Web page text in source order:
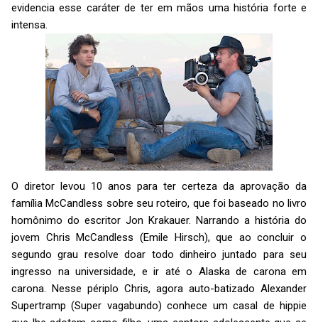
evidencia esse caráter de ter em mãos uma história forte e
intensa.
O diretor levou 10 anos para ter certeza da aprovação da
família McCandless sobre seu roteiro, que foi baseado no livro
homônimo do escritor Jon Krakauer. Narrando a história do
jovem Chris McCandless (Emile Hirsch), que ao concluir o
segundo grau resolve doar todo dinheiro juntado para seu
ingresso na universidade, e ir até o Alaska de carona em
carona. Nesse périplo Chris, agora auto-batizado Alexander
Supertramp (Super vagabundo) conhece um casal de hippie